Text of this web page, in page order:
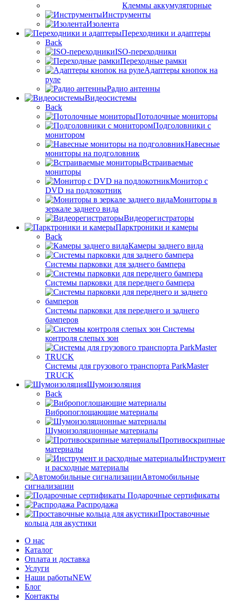
Клеммы аккумуляторные
Инструменты
Изолента
Переходники и адаптеры
Back
ISO-переходники
Переходные рамки
Адаптеры кнопок на
руле
Радио антенны
Видеосистемы
Back
Потолочные мониторы
Подголовники с
монитором
Навесные
мониторы на подголовник
Встраиваемые
мониторы
Монитор с
DVD на подлокотник
Мониторы в
зеркале заднего вида
Видеорегистраторы
Парктроники и камеры
Back
Камеры заднего вида
Системы парковки для заднего бампера
Системы парковки для переднего бампера
Системы парковки для переднего и заднего
бамперов
Системы
контроля слепых зон
Системы для грузового транспорта ParkMaster
TRUCK
Шумоизоляция
Back
Вибропоглощающие материалы
Шумоизоляционные материалы
Противоскрипные
материалы
Инструмент
и расходные материалы
Автомобильные
сигнализации
Подарочные сертификаты
Распродажа
Проставочные
кольца для акустики
О нас
Каталог
Оплата и доставка
Услуги
Наши работыNEW
Блог
Контакты